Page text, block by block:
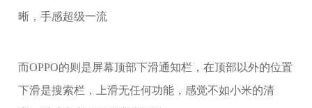
晰，手感超级一流
而OPPO的则是屏幕顶部下滑通知栏，在顶部以外的位置
下滑是搜索栏，上滑无任何功能，感觉不如小米的清